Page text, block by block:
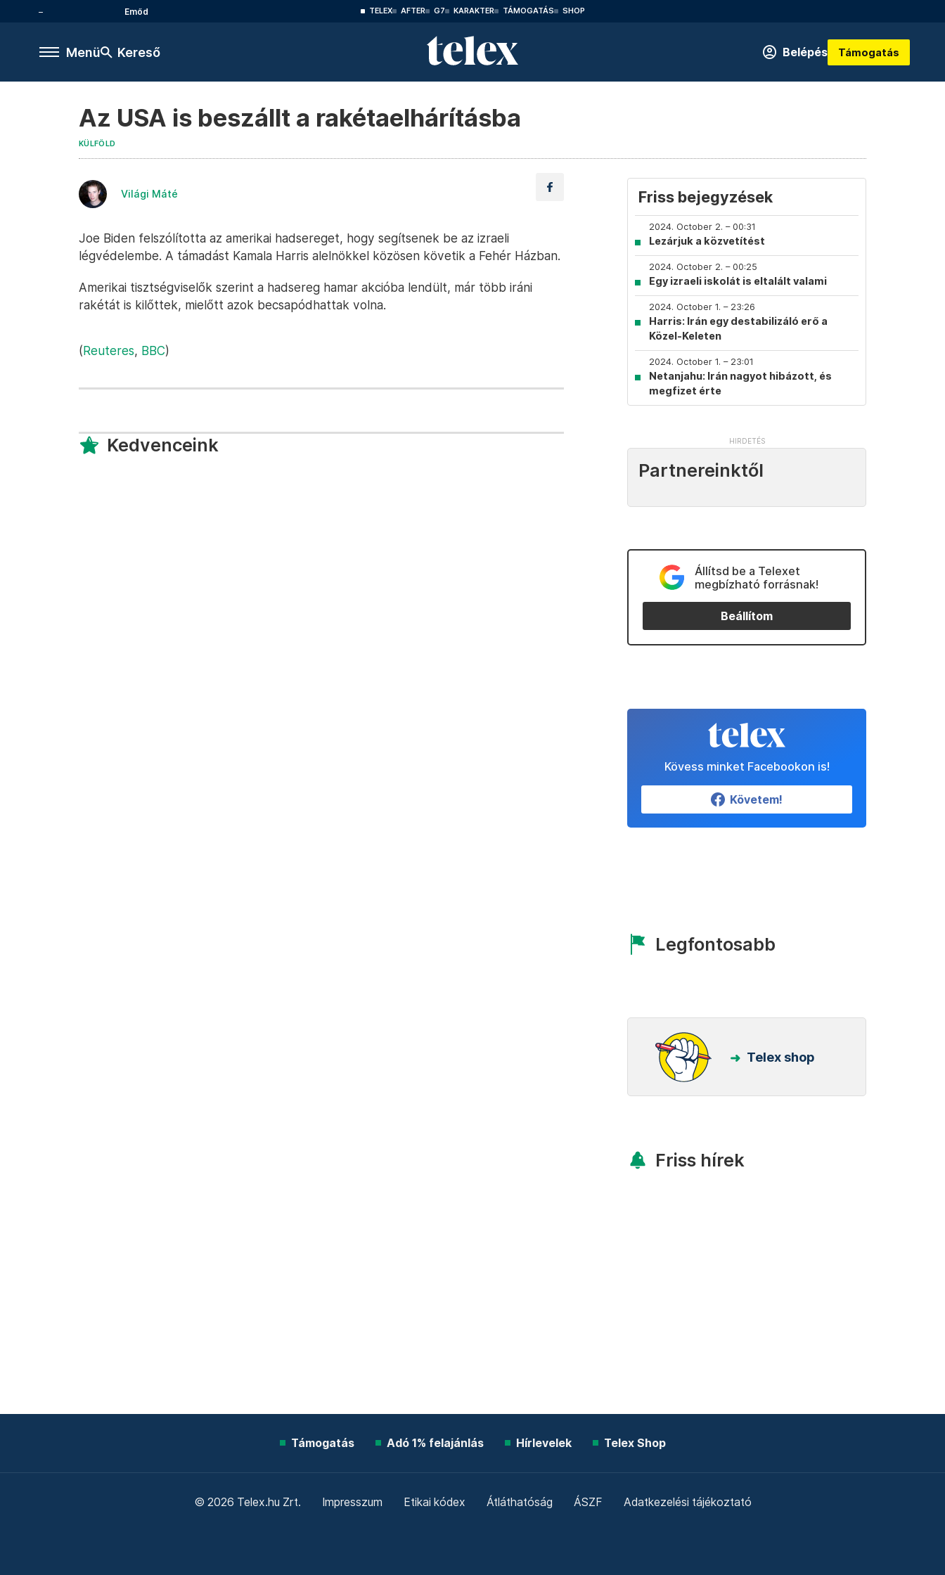
Emőd TELEX AFTER G7 KARAKTER TÁMOGATÁS SHOP
Menü Kereső Belépés Támogatás
Az USA is beszállt a rakétaelhárításba
KÜLFÖLD
Világi Máté
Joe Biden felszólította az amerikai hadsereget, hogy segítsenek be az izraeli
légvédelembe. A támadást Kamala Harris alelnökkel közösen követik a Fehér Házban.
Amerikai tisztségviselők szerint a hadsereg hamar akcióba lendült, már több iráni
rakétát is kilőttek, mielőtt azok becsapódhattak volna.
(Reuteres, BBC)
Kedvenceink
Friss bejegyzések
2024. October 2. – 00:31
Lezárjuk a közvetítést
2024. October 2. – 00:25
Egy izraeli iskolát is eltalált valami
2024. October 1. – 23:26
Harris: Irán egy destabilizáló erő a
Közel-Keleten
2024. October 1. – 23:01
Netanjahu: Irán nagyot hibázott, és
megfizet érte
Partnereinktől
Állítsd be a Telexet
megbízható forrásnak!
Beállítom
Kövess minket Facebookon is!
Követem!
Legfontosabb
Telex shop
Friss hírek
Támogatás Adó 1% felajánlás Hírlevelek Telex Shop
© 2026 Telex.hu Zrt. Impresszum Etikai kódex Átláthatóság ÁSZF Adatkezelési tájékoztató